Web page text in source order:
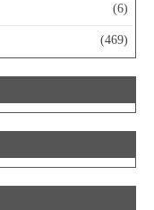
(6)
(469)